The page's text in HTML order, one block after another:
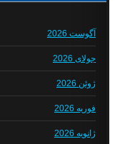
آگوست 2026
جولای 2026
ژوئن 2026
فوریه 2026
ژانویه 2026